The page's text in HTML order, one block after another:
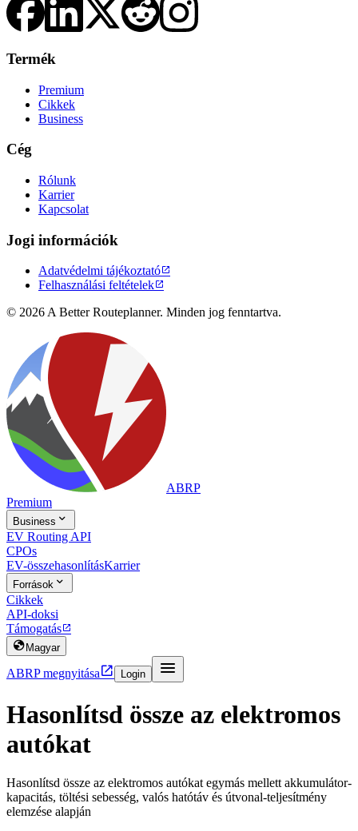
Termék
Premium
Cikkek
Business
Cég
Rólunk
Karrier
Kapcsolat
Jogi információk
Adatvédelmi tájékoztató
Felhasználási feltételek
© 2026 A Better Routeplanner. Minden jog fenntartva.
ABRP
Premium
Business 
EV Routing API
CPOs
EV-összehasonlításKarrier
Források 
Cikkek
API-doksi
Támogatás
 Magyar
ABRP megnyitása Login 
Hasonlítsd össze az elektromos
autókat
Hasonlítsd össze az elektromos autókat egymás mellett akkumulátor-
kapacitás, töltési sebesség, valós hatótáv és útvonal-teljesítmény
elemzése alapján